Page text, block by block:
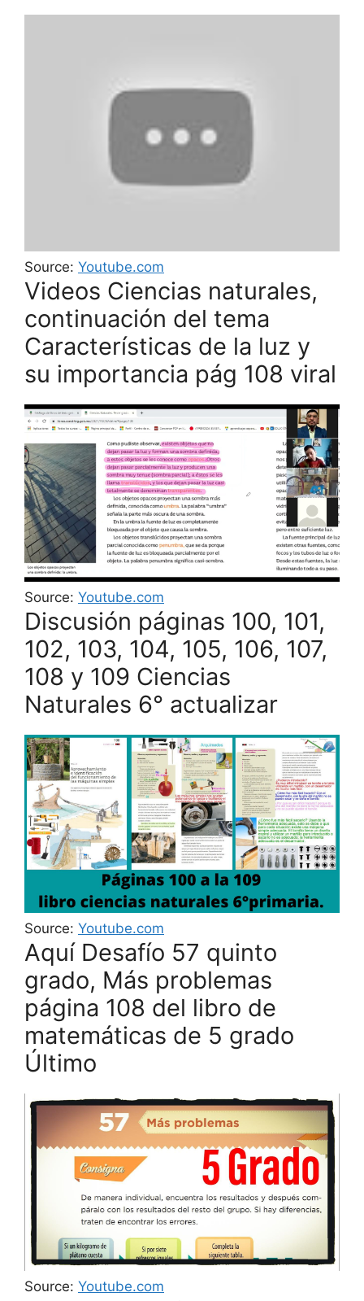
Source: Youtube.com
Videos Ciencias naturales,
continuación del tema
Características de la luz y
su importancia pág 108 viral
Source: Youtube.com
Discusión páginas 100, 101,
102, 103, 104, 105, 106, 107,
108 y 109 Ciencias
Naturales 6° actualizar
Source: Youtube.com
Aquí Desafío 57 quinto
grado, Más problemas
página 108 del libro de
matemáticas de 5 grado
Último
Source: Youtube.com